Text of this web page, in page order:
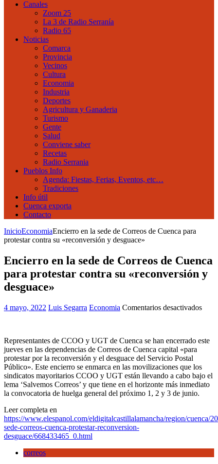
Canales
Zoom 25
La 3 de Radio Serranía
Radio 65
Noticias
Comarca
Provincia
Vecinos
Cultura
Economia
Industria
Deportes
Agricultura y Ganaderia
Turismo
Gente
Salud
Conviene saber
Recetas
Radio Serrania
Pueblos Info
Agenda: Fiestas, Ferias, Eventos, etc…
Tradiciones
Info útil
Cuenca exporta
Contacto
InicioEconomiaEncierro en la sede de Correos de Cuenca para
protestar contra su «reconversión y desguace»
Encierro en la sede de Correos de Cuenca
para protestar contra su «reconversión y
desguace»
4 mayo, 2022 Luis Segarra Economia Comentarios desactivadosen
sede
de
para
Representantes de CCOO y UGT de Cuenca se han encerrado este
jueves en las dependencias de Correos de Cuenca capital «para
protestar por la reconversión y el desguace del Servicio Postal
Público». Este encierro se enmarca en las movilizaciones que los
sindicatos mayoritarios CCOO y UGT están llevando a cabo bajo el
lema ‘Salvemos Correos’ y que tiene en el horizonte más inmediato
la convocatoria de huelga general del próximo 1, 2 y 3 de junio.
Leer completa en
https://www.elespanol.com/eldigitalcastillalamancha/region/cuenca/
sede-correos-cuenca-protestar-reconversion-
desguace/668433465_0.html
correos